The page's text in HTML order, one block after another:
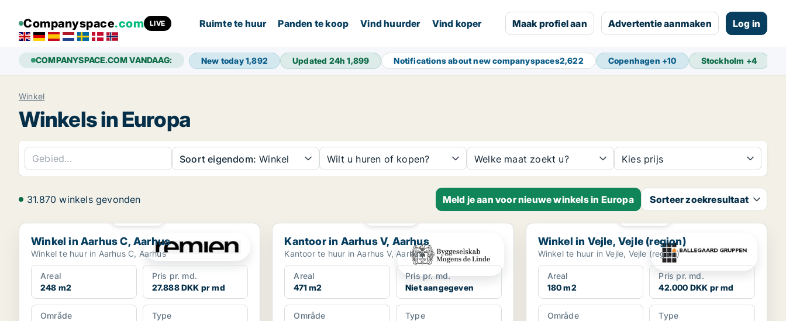
Companyspace.com LIVE Ruimte te huur Panden te koop Vind huurder Vind koper Maak profiel aan Advertentie aanmaken Log in
COMPANYSPACE.COM VANDAAG: New today1,892 Updated 24h1,899 Notifications about new companyspaces2,622 Copenhagen +10 Stockholm +4
Winkel
Winkels in Europa
Soort eigendom: Winkel Wilt u huren of kopen? Welke maat zoekt u? Kies prijs
31.870 winkels gevonden Meld je aan voor nieuwe winkels in Europa Sorteer zoekresultaat
Winkel in Aarhus C, Aarhus
Winkel in Aarhus C, Aarhus
Winkel te huur in Aarhus C, Aarhus
Areal
248 m2
Pris pr. md.
27.888 DKK pr md
Område
Type
Kantoor in Aarhus V, Aarhus
Kantoor in Aarhus V, Aarhus
Kantoor te huur in Aarhus V, Aarhus
Areal
471 m2
Pris pr. md.
Niet aangegeven
Område
Type
Winkel in Vejle, Vejle (region)
Winkel in Vejle, Vejle (region)
Winkel te huur in Vejle, Vejle (region)
Areal
180 m2
Pris pr. md.
42.000 DKK pr md
Område
Type